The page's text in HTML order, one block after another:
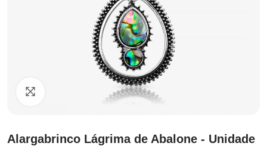
Clique para ampliar
Alargabrinco Lágrima de Abalone - Unidade